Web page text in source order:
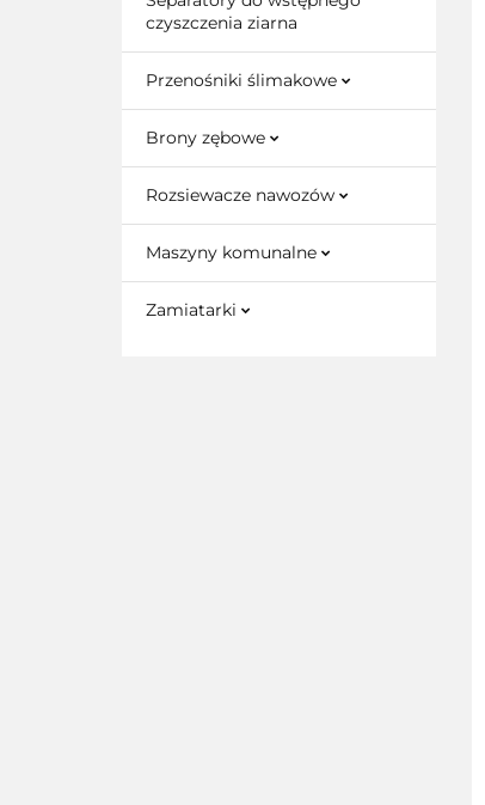
czyszczenia ziarna
Przenośniki ślimakowe
Brony zębowe
Rozsiewacze nawozów
Maszyny komunalne
Zamiatarki